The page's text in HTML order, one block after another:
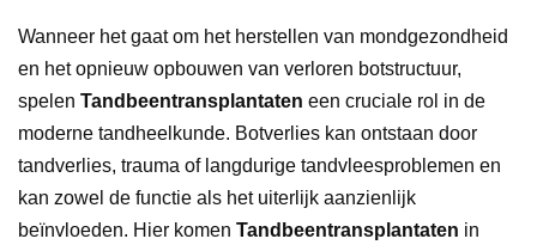
Wanneer het gaat om het herstellen van mondgezondheid
en het opnieuw opbouwen van verloren botstructuur,
spelen Tandbeentransplantaten een cruciale rol in de
moderne tandheelkunde. Botverlies kan ontstaan door
tandverlies, trauma of langdurige tandvleesproblemen en
kan zowel de functie als het uiterlijk aanzienlijk
beïnvloeden. Hier komen Tandbeentransplantaten in